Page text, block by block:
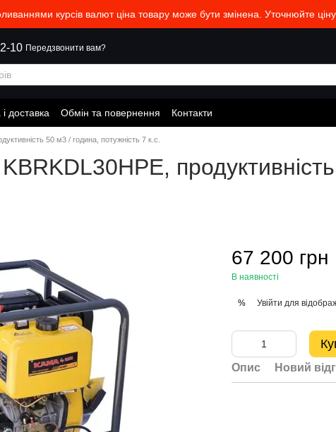
курсів валют ціна товару може бути змінена. Уточнюйте
10 Передзвонити вам?
доставка Обмін та повернення Контакти
50 м3 / година, потужність 7 к.с.
67 200 грн
В наявності
% Увійти для
Опис Новий